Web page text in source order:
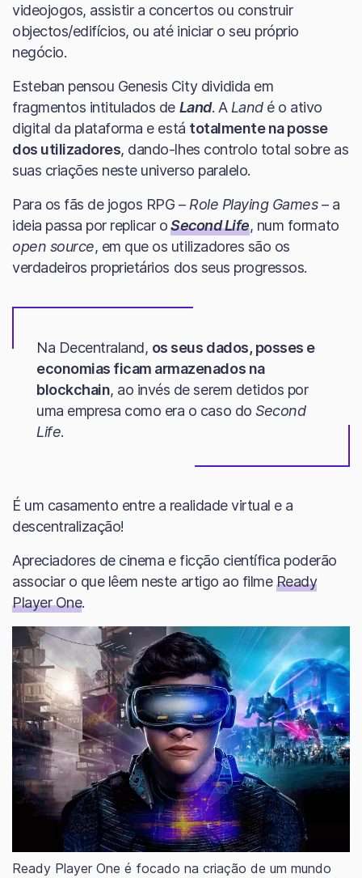
videojogos, assistir a concertos ou construir
objectos/edifícios, ou até iniciar o seu próprio
negócio.
Esteban pensou Genesis City dividida em
fragmentos intitulados de Land. A Landé o ativo
digital da plataforma e está totalmente na posse
dos utilizadores, dando-lhes controlo total sobre as
suas criações neste universo paralelo.
Para os fãs de jogos RPG – Role Playing Games– a
ideia passa por replicar oSecond Life, num formato
open source, em que os utilizadores são os
verdadeiros proprietários dos seus progressos.
Na Decentraland, os seus dados, posses e
economias ficam armazenados na
blockchain, ao invés de serem detidos por
uma empresa como era o caso doSecond
Life.
É um casamento entre a realidade virtual e a
descentralização!
Apreciadores de cinema e ficção científica poderão
associar o que lêem neste artigo ao filmeReady
Player One.
Ready Player One é focado na criação de um mundo